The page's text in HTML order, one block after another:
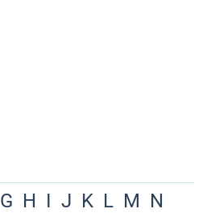
G H I J K L M N